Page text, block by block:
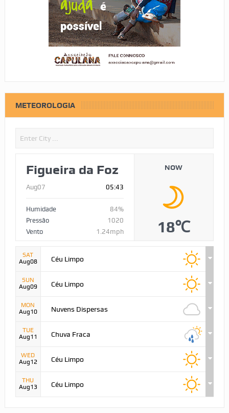
METEOROLOGIA
Figueira da Foz
Aug07 05:43
Humidade
84%
Pressão
1020
Vento
1.24mph
NOW
18℃
SAT
Aug08
Céu Limpo
SUN
Aug09
Céu Limpo
MON
Aug10
Nuvens Dispersas
TUE
Aug11
Chuva Fraca
WED
Aug12
Céu Limpo
THU
Aug13
Céu Limpo